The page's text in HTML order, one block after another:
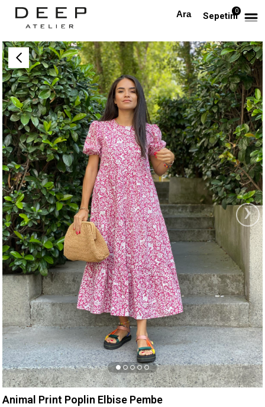
Sepetim0
Anasayfa Animal Print Poplin Elbise Pembe
›
Animal Print Poplin Elbise Pembe